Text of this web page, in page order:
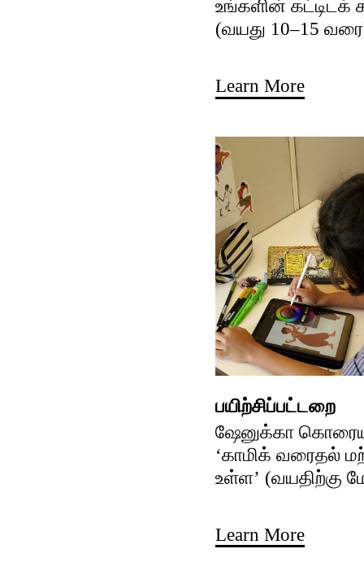
உங்களின் கட்டிடக்
(வயது 10–15
Learn More
பயிற்சிப்பட்டறை
ஷேனுக்கா
‘காமிக் வரைதல்
உள்ள’ (வயதிற்கு
Learn More